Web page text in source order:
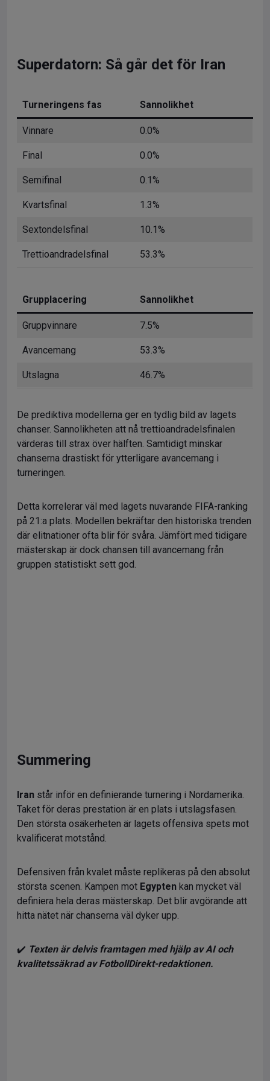
Superdatorn: Så går det för Iran
Turneringens fas Sannolikhet
Vinnare 0.0%
Final 0.0%
Semifinal 0.1%
Kvartsfinal 1.3%
Sextondelsfinal 10.1%
Trettioandradelsfinal 53.3%
Grupplacering Sannolikhet
Gruppvinnare 7.5%
Avancemang 53.3%
Utslagna 46.7%
De prediktiva modellerna ger en tydlig bild av lagets
chanser. Sannolikheten att nå trettioandradelsfinalen
värderas till strax över hälften. Samtidigt minskar
chanserna drastiskt för ytterligare avancemang i
turneringen.
Detta korrelerar väl med lagets nuvarande FIFA-ranking
på 21:a plats. Modellen bekräftar den historiska trenden
där elitnationer ofta blir för svåra. Jämfört med tidigare
mästerskap är dock chansen till avancemang från
gruppen statistiskt sett god.
Summering
Iran står inför en definierande turnering i Nordamerika.
Taket för deras prestation är en plats i utslagsfasen.
Den största osäkerheten är lagets offensiva spets mot
kvalificerat motstånd.
Defensiven från kvalet måste replikeras på den absolut
största scenen. Kampen mot Egypten kan mycket väl
definiera hela deras mästerskap. Det blir avgörande att
hitta nätet när chanserna väl dyker upp.
✔️ Texten är delvis framtagen med hjälp av AI och
kvalitetssäkrad av FotbollDirekt-redaktionen.